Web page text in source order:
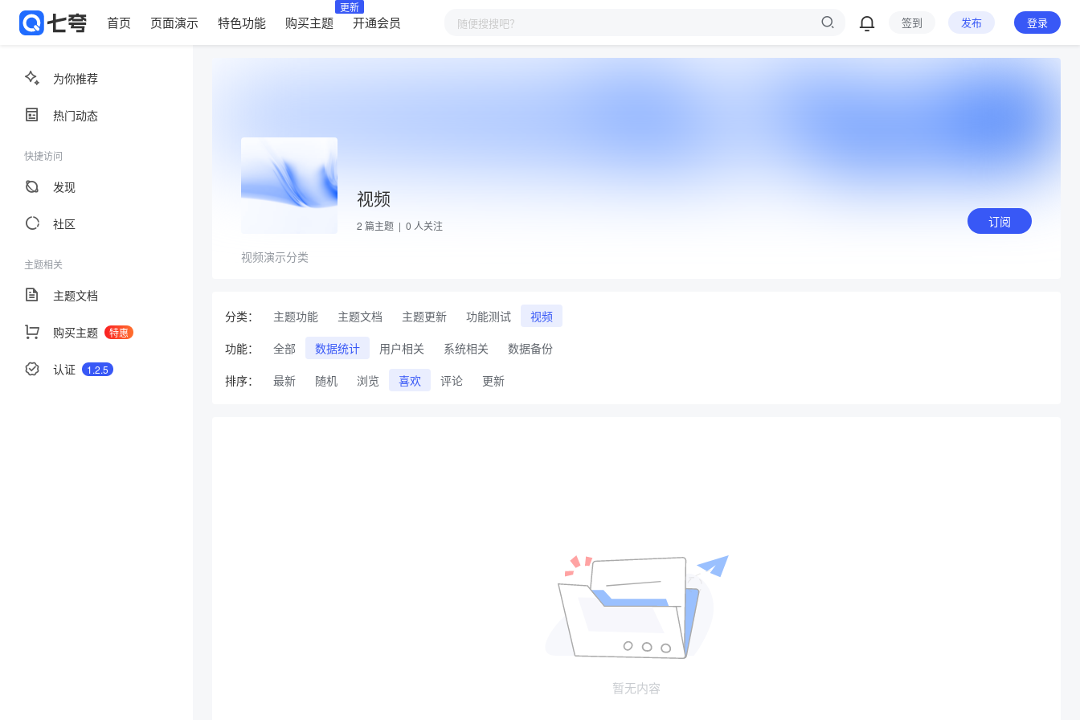
首页 页面演示 特色功能 购买主题
更新
开通会员 签到 发布 登录
为你推荐
热门动态
快捷访问
发现
社区
主题相关
主题文档
购买主题 特惠
认证 1.2.5
视频
2 篇主题 | 0 人关注 订阅
视频演示分类
分类： 主题功能 主题文档 主题更新 功能测试
视频
功能：
全部 数据统计 用户相关 系统相关
数据备份
排序：
最新 随机 浏览 喜欢 评论 更新
暂无内容